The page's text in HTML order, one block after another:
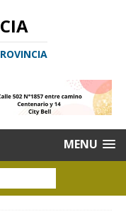
MENU